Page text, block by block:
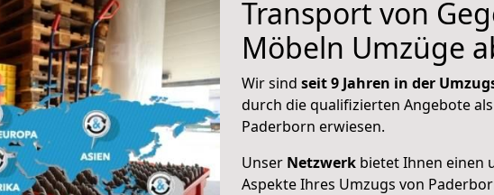
Transport von
Möbeln Umzüge
Wir sind seit 9 Jahren in der
durch die qualifizierten Angebote
Paderborn erwiesen.
Unser Netzwerk bietet Ihnen einen
Aspekte Ihres Umzugs von